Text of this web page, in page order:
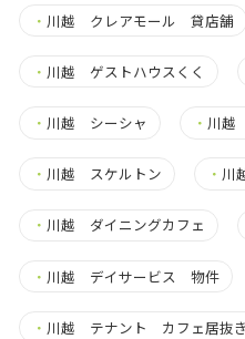
・ 川越 クレアモール 貸店舗
・ 川越 ゲストハウスくく
・ 川越 シーシャ ・ 川越
・ 川越 スケルトン ・ 川
・ 川越 ダイニングカフェ
・ 川越 デイサービス 物件
・ 川越 テナント カフェ居抜き